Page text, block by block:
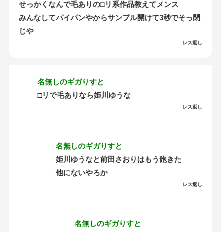
せっかくなんで毛ありの□リ系作品教えてメンス
みんなしてパイパンやからサンプル開けて3秒でそっ閉
じや
レス返し
名無しのギガりすと
□リで毛ありなら姫川ゆうな
レス返し
名無しのギガりすと
姫川ゆうなと前田さおりはもう飽きた
他にないやろか
レス返し
名無しのギガりすと